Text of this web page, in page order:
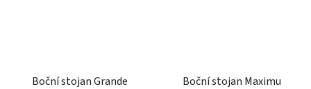
Boční stojan Grande
Boční stojan Maximu